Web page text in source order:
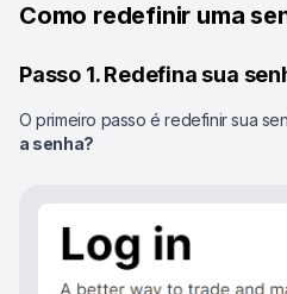
Como redefinir uma
Passo 1. Redefina sua
O primeiro passo é redefinir sua
a senha?